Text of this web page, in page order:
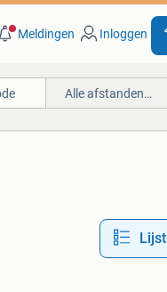
Meldingen Inloggen
Alle afstanden…
Lijst